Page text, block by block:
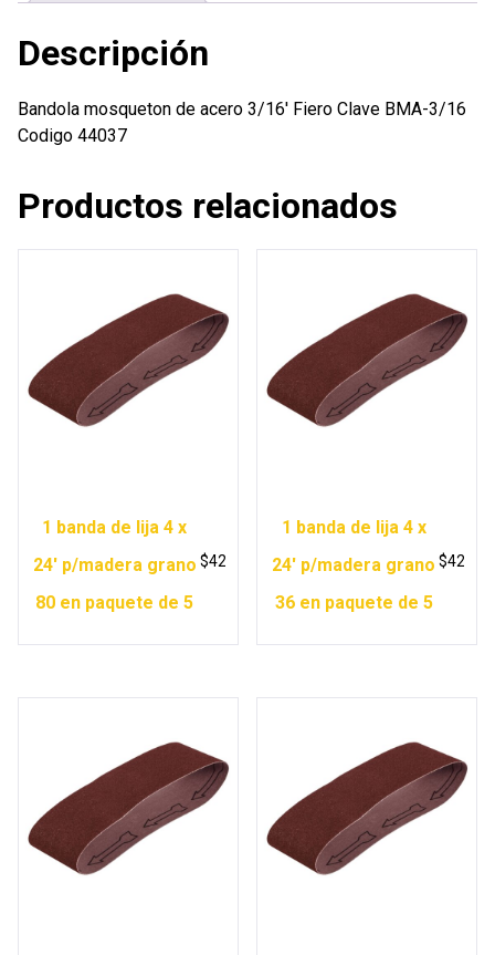
Descripción
Bandola mosqueton de acero 3/16′ Fiero Clave BMA-3/16
Codigo 44037
Productos relacionados
1 banda de lija 4 x
24′ p/madera grano
80 en paquete de 5
$42
1 banda de lija 4 x
24′ p/madera grano
36 en paquete de 5
$42